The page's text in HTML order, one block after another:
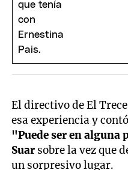
El directivo de El
esa experiencia y
"Puede ser en alguna
Suar sobre la vez que
un sorpresivo lugar.